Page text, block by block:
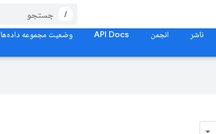
/
ناشر انجمن API Docs وضعیت مجموعه داده‌ها